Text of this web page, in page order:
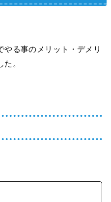
る事のメリット・デメリ
。